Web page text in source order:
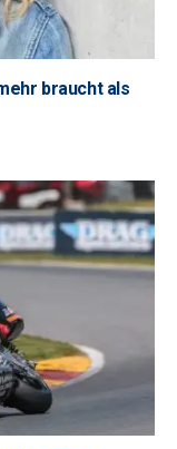
braucht als